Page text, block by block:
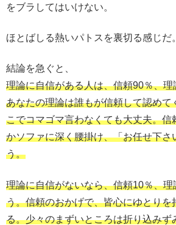
をブラしてはいけない。
ほとばしる熱いパトスを裏切る感じだ。
結論を急ぐと、
理論に自信がある人は、信頼90％、
あなたの理論は誰もが信頼して認めて
こでコマゴマ言わなくても大丈夫。信
かソファに深く腰掛け、「お任せ下さ
う。
理論に自信がないなら、信頼10％、
う。信頼のおかげで、皆心にゆとりを
る。少々のまずいところは折り込みず